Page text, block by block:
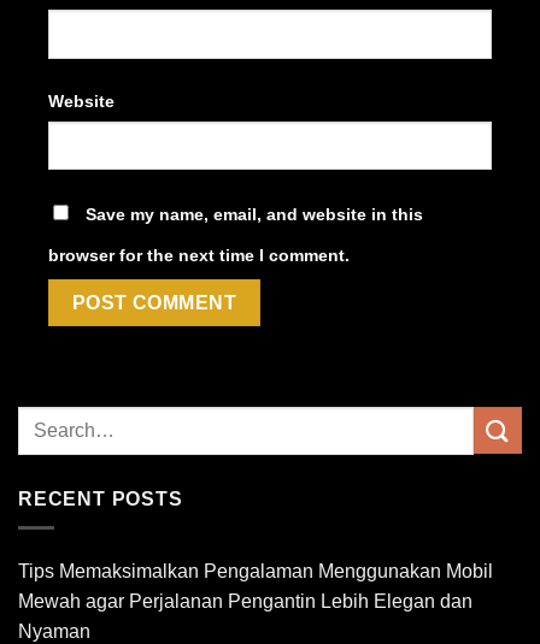
Website
Save my name, email, and website in this
browser for the next time I comment.
RECENT POSTS
Tips Memaksimalkan Pengalaman Menggunakan Mobil
Mewah agar Perjalanan Pengantin Lebih Elegan dan
Nyaman